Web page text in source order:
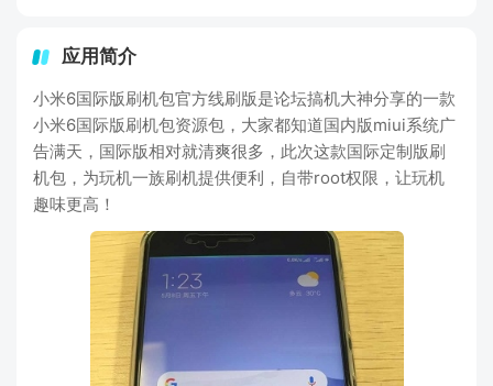
应用简介
小米6国际版刷机包官方线刷版是论坛搞机大神分享的一款
小米6国际版刷机包资源包，大家都知道国内版miui系统广
告满天，国际版相对就清爽很多，此次这款国际定制版刷
机包，为玩机一族刷机提供便利，自带root权限，让玩机
趣味更高！